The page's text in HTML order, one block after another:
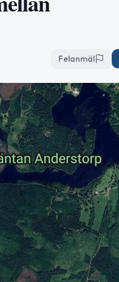
Felanmäl